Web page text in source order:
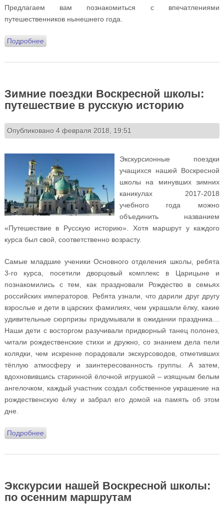
Предлагаем вам познакомиться с впечатлениями
путешественников нынешнего года.
Подробнеео Путешествие молодёжного актива Подворья на
Зимние поездки Воскресной школы:
путешествие в русскую историю
Опубликовано 4 февраля 2018, 19:51
Экскурсионные поездки
учащихся нашей Воскресной
школы на минувших зимних
каникулах 2017-2018
учебного года можно
объединить названием
«Путешествие в Русскую историю». Хотя маршрут у каждого
курса был свой, соответственно возрасту.
Самые младшие ученики Основного отделения школы, ребята
3-го курса, посетили дворцовый комплекс в Царицыне и
познакомились с тем, как праздновали Рождество в семьях
российских императоров. Ребята узнали, что дарили друг другу
взрослые и дети в царских фамилиях, чем украшали ёлку, какие
удивительные сюрпризы придумывали в ожидании праздника…
Наши дети с восторгом разучивали придворный танец полонез,
читали рождественские стихи и дружно, со знанием дела пели
колядки, чем искренне порадовали экскурсоводов, отметивших
тёплую атмосферу и заинтересованность группы. А затем,
вдохновившись старинной ёлочной игрушкой – изящным белым
ангелочком, каждый участник создал собственное украшение на
рождественскую ёлку и забрал его домой на память об этом
дне.
Подробнеео Зимние поездки Воскресной школы: путешествие в
Экскурсии нашей Воскресной школы:
по осенним маршрутам